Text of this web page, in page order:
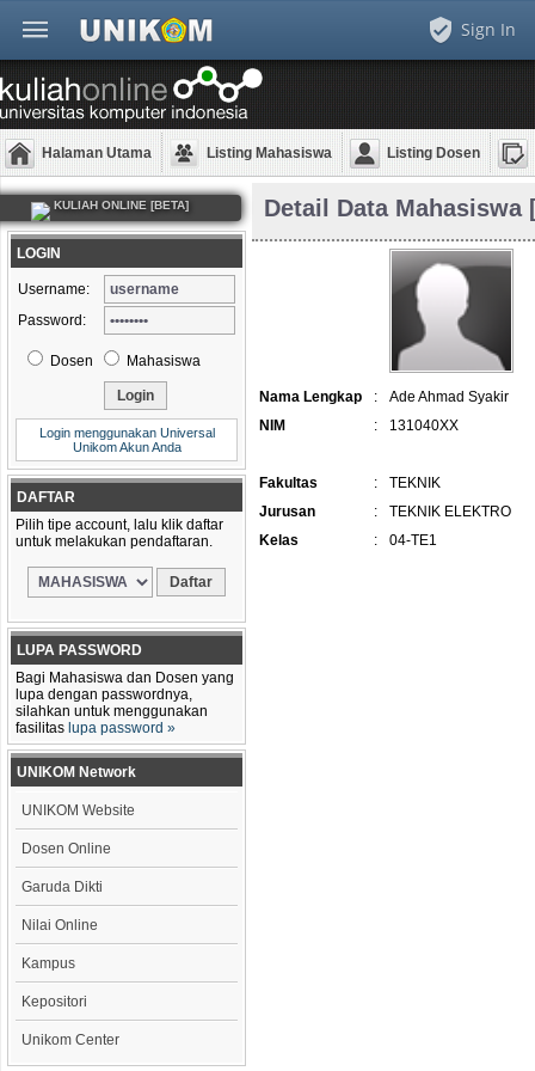
Sign In
Halaman Utama Listing Mahasiswa Listing Dosen
KULIAH ONLINE [BETA]
LOGIN
Username:
Password:
Dosen Mahasiswa
Login menggunakan Universal
Unikom Akun Anda
DAFTAR
Pilih tipe account, lalu klik daftar
untuk melakukan pendaftaran.
LUPA PASSWORD
Bagi Mahasiswa dan Dosen yang
lupa dengan passwordnya,
silahkan untuk menggunakan
fasilitas lupa password »
UNIKOM Network
UNIKOM Website
Dosen Online
Garuda Dikti
Nilai Online
Kampus
Kepositori
Unikom Center
Detail Data Mahasiswa
Nama Lengkap :
Ade Ahmad Syakir
NIM
: 131040XX
Fakultas :
TEKNIK
Jurusan
:
TEKNIK ELEKTRO
Kelas
: 04-TE1